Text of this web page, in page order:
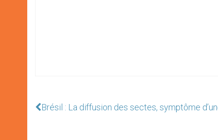
Brésil : La diffusion des sectes, symptôme